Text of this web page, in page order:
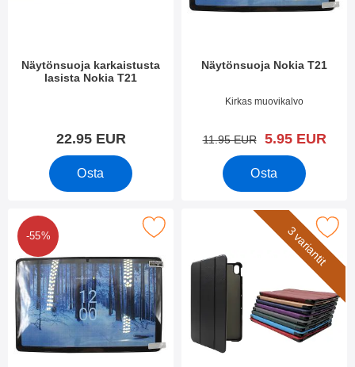
Näytönsuoja karkaistusta
lasista Nokia T21
22.95 EUR
Osta
Näytönsuoja Nokia T21
Tuote.nro 45103
Kirkas muovikalvo
vanha hinta
11.95 EUR uusi hinta
5.95 EUR
Osta
-55%
kappaleen näytönsuojakalvopakett Nokia T213 variantit
Merkitse suojakotelo